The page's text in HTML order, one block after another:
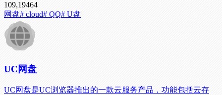
109,19464
网盘# cloud# QQ# U盘
UC网盘
UC网盘是UC浏览器推出的一款云服务产品，功能包括云存